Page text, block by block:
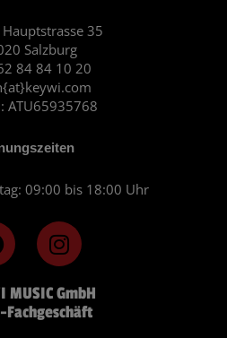
MUSIC GmbH
I
n
s
t
a
35
Salzburg
84 84 10 20
ATU65935768
09:00 bis 18:00 Uhr